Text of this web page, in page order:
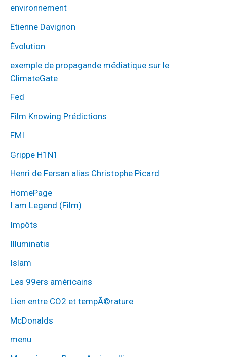
environnement
Etienne Davignon
Évolution
exemple de propagande médiatique sur le
ClimateGate
Fed
Film Knowing Prédictions
FMI
Grippe H1N1
Henri de Fersan alias Christophe Picard
HomePage
I am Legend (Film)
Impôts
Illuminatis
Islam
Les 99ers américains
Lien entre CO2 et tempÃ©rature
McDonalds
menu